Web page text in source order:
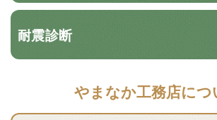
耐震診断
やまなか工務店につ